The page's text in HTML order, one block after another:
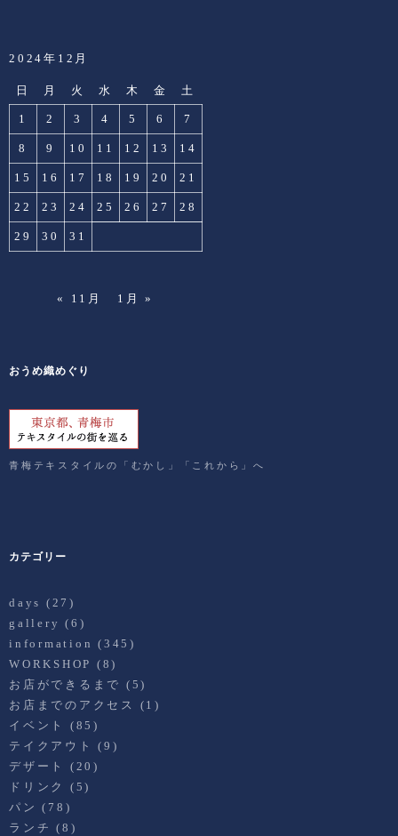
2024年12月
日 月 火 水 木 金 土
1 2 3 4 5 6 7
8 9 10 11 12 13 14
15 16 17 18 19 20 21
22 23 24 25 26 27 28
29 30 31
« 11月 1月 »
おうめ織めぐり
青梅テキスタイルの「むかし」「これから」へ
カテゴリー
days (27)
gallery (6)
information (345)
WORKSHOP (8)
お店ができるまで (5)
お店までのアクセス
(1)
イベント
(85)
テイクアウト
(9)
デザート
(20)
ドリンク
(5)
パン (78)
ランチ (8)